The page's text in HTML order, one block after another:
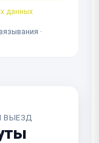
данных
·
ВЫЕЗД